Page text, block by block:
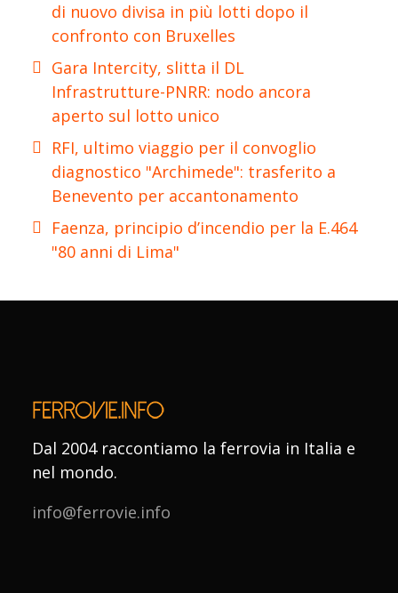
di nuovo divisa in più lotti dopo il
confronto con Bruxelles
Gara Intercity, slitta il DL
Infrastrutture-PNRR: nodo ancora
aperto sul lotto unico
RFI, ultimo viaggio per il convoglio
diagnostico "Archimede": trasferito a
Benevento per accantonamento
Faenza, principio d’incendio per la E.464
"80 anni di Lima"
Dal 2004 raccontiamo la ferrovia in Italia e
nel mondo.
info@ferrovie.info